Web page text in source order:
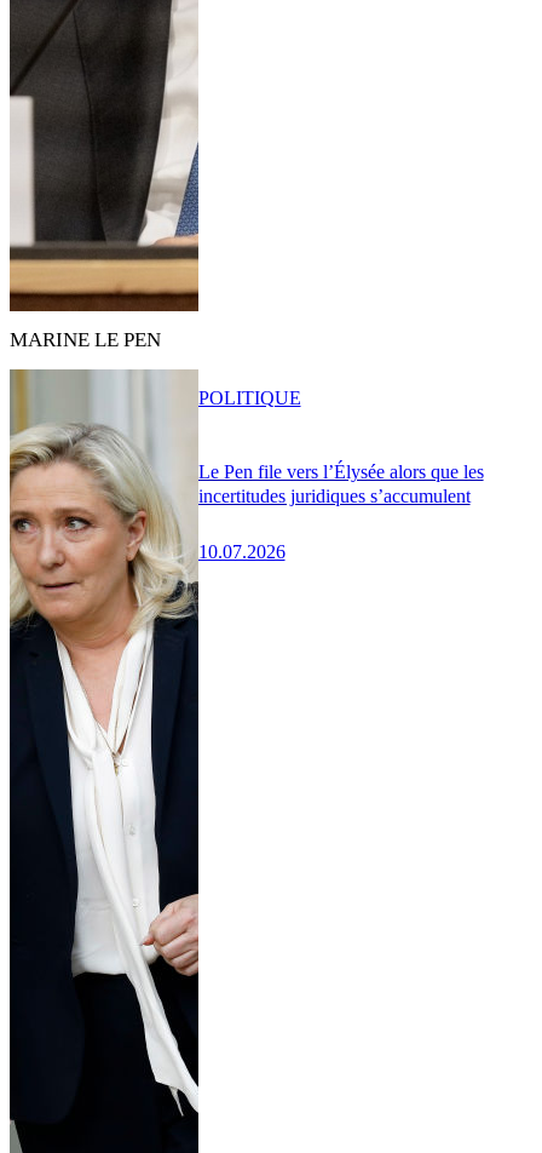
MARINE LE PEN
Le Pen file vers l’Élysée alors que les
incertitudes juridiques s’accumulent
10.07.2026
POLITIQUE